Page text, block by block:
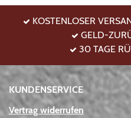
KOSTENLOSER
GELD-
30 TAGE
KUNDENSERVICE
Vertrag widerrufen